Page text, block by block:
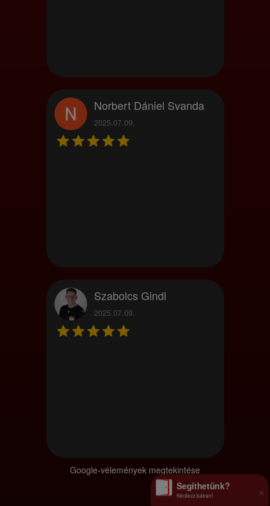
Norbert Dániel Svanda
2025.07.09.
Szabolcs Gindl
2025.07.09.
Google-vélemények megtekintése
Segíthetünk?
Kérdezz bátran! ×